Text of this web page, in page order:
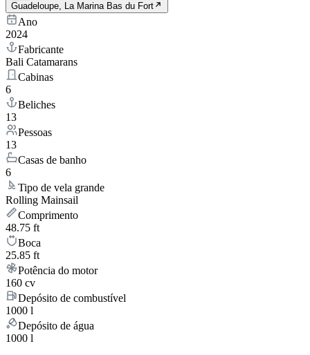
Guadeloupe, La Marina Bas du Fort
Ano
2024
Fabricante
Bali Catamarans
Cabinas
6
Beliches
13
Pessoas
13
Casas de banho
6
Tipo de vela grande
Rolling Mainsail
Comprimento
48.75 ft
Boca
25.85 ft
Potência do motor
160 cv
Depósito de combustível
1000 l
Depósito de água
1000 l